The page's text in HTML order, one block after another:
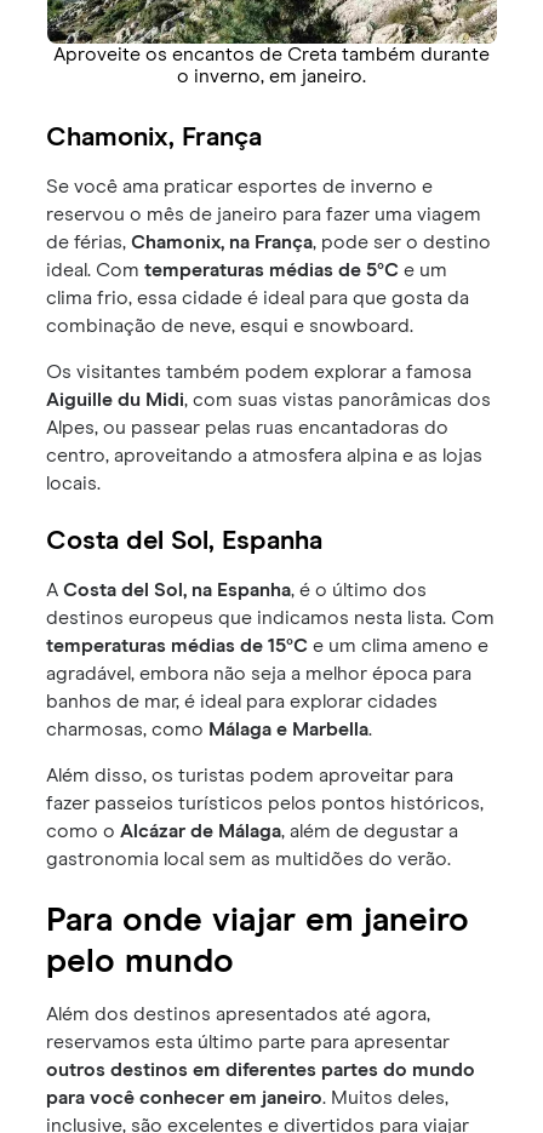
Aproveite os encantos de Creta também durante
o inverno, em janeiro.
Chamonix, França
Se você ama praticar esportes de inverno e
reservou o mês de janeiro para fazer uma viagem
de férias,Chamonix, na França, pode ser o destino
ideal. Comtemperaturas médias de 5°C e um
clima frio, essa cidade é ideal para que gosta da
combinação de neve, esqui e snowboard.
Os visitantes também podem explorar a famosa
Aiguille du Midi, com suas vistas panorâmicas dos
Alpes, ou passear pelas ruas encantadoras do
centro, aproveitando a atmosfera alpina e as lojas
locais.
Costa del Sol, Espanha
ACosta del Sol, na Espanha, é o último dos
destinos europeus que indicamos nesta lista. Com
temperaturas médias de 15°C e um clima ameno e
agradável, embora não seja a melhor época para
banhos de mar, é ideal para explorar cidades
charmosas, como Málaga e Marbella.
Além disso, os turistas podem aproveitar para
fazer passeios turísticos pelos pontos históricos,
como oAlcázar de Málaga, além de degustar a
gastronomia local sem as multidões do verão.
Para onde viajar em janeiro
pelo mundo
Além dos destinos apresentados até agora,
reservamos esta último parte para apresentar
outros destinos em diferentes partes do mundo
para você conhecer em janeiro. Muitos deles,
inclusive, são excelentes e divertidos para viajar